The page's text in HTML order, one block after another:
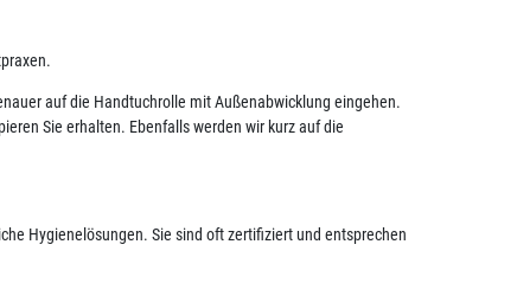
auf die Handtuchrolle mit Außenabwicklung eingehen.
Sie erhalten. Ebenfalls werden wir kurz auf die
Hygienelösungen. Sie sind oft zertifiziert und entsprechen